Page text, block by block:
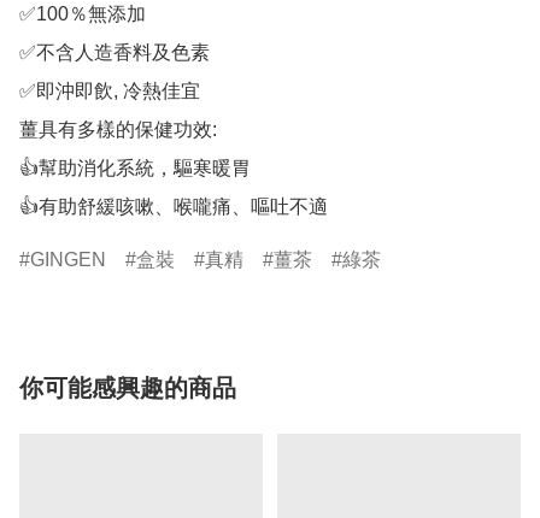
✅100％無添加
✅不含人造香料及色素
✅即沖即飲, 冷熱佳宜
薑具有多樣的保健功效​:
👍幫助消化系統，驅寒暖胃
👍有助舒緩咳嗽、喉嚨痛、嘔吐不適
GINGEN 盒裝 真精 薑茶 綠茶
你可能感興趣的商品